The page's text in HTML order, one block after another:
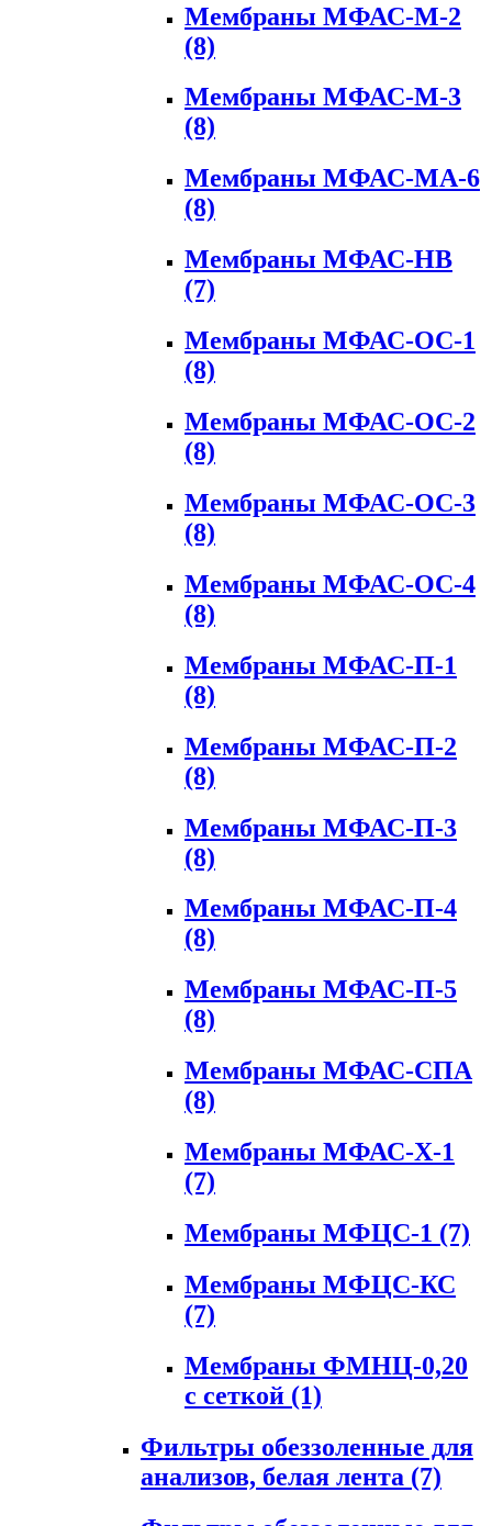
Мембраны МФАС-М-2
(8)
Мембраны МФАС-М-3
(8)
Мембраны МФАС-МА-6
(8)
Мембраны МФАС-НВ
(7)
Мембраны МФАС-ОС-1
(8)
Мембраны МФАС-ОС-2
(8)
Мембраны МФАС-ОС-3
(8)
Мембраны МФАС-ОС-4
(8)
Мембраны МФАС-П-1
(8)
Мембраны МФАС-П-2
(8)
Мембраны МФАС-П-3
(8)
Мембраны МФАС-П-4
(8)
Мембраны МФАС-П-5
(8)
Мембраны МФАС-СПА
(8)
Мембраны МФАС-Х-1
(7)
Мембраны МФЦС-1 (7)
Мембраны МФЦС-КС
(7)
Мембраны ФМНЦ-0,20
с сеткой (1)
Фильтры обеззоленные для
анализов, белая лента (7)